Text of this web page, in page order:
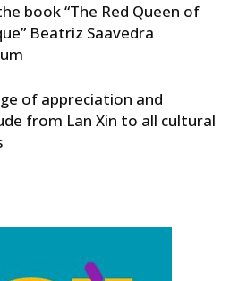
book “The Red Queen of
Beatriz Saavedra
of appreciation and
from Lan Xin to all cultural